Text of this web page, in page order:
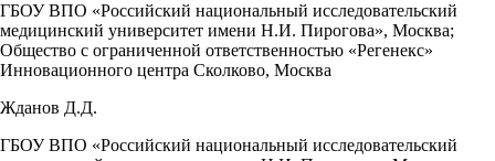
ГБОУ ВПО «Российский национальный исследовательский
медицинский университет имени Н.И. Пирогова», Москва;
Общество с ограниченной ответственностью «Регенекс»
Инновационного центра Сколково, Москва
Жданов Д.Д.
ГБОУ ВПО «Российский национальный исследовательский